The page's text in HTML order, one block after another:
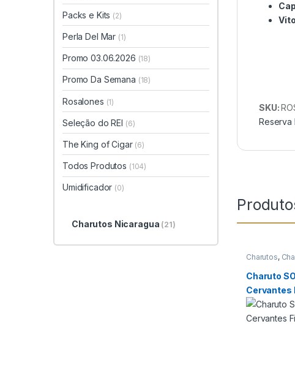
SKU:
Reserva
Charutos,
Charuto
Cervantes
Packs e Kits (2)
Perla Del Mar (1)
Promo 03.06.2026 (18)
Promo Da Semana (18)
Rosalones (1)
Seleção do REI (6)
The King of Cigar (6)
Todos Produtos (104)
Umidificador (0)
Charutos Nicaragua (21)